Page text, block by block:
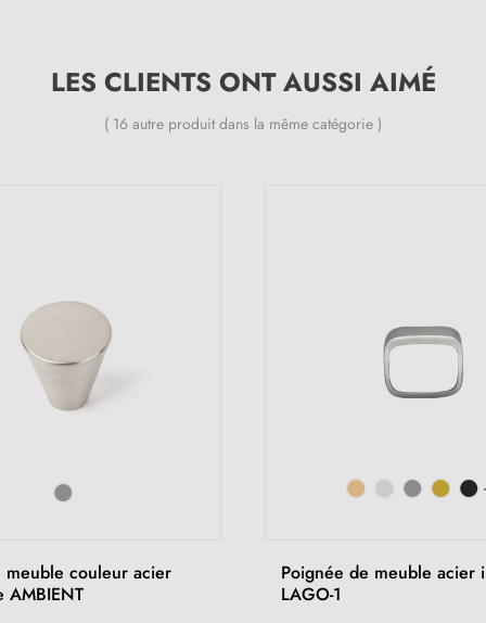
LES CLIENTS ONT AUSSI AIMÉ
( 16 autre produit dans la même catégorie )
meuble couleur acier
AMBIENT
Poignée de meuble acier
LAGO-1